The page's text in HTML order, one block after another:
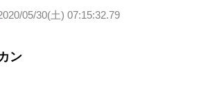
05/30(土) 07:15:32.79
ン